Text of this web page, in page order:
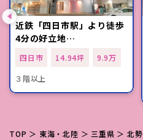
近鉄「四日市駅」より徒歩
4分の好立地…
四日市 14.94坪
9.9万
３階以上
TOP ＞ 東海・北陸 ＞三重県 ＞北勢